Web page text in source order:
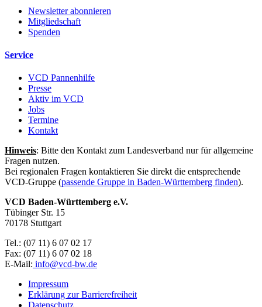
Newsletter abonnieren
Mitgliedschaft
Spenden
Service
VCD Pannenhilfe
Presse
Aktiv im VCD
Jobs
Termine
Kontakt
Hinweis: Bitte den Kontakt zum Landesverband nur für allgemeine
Fragen nutzen.
Bei regionalen Fragen kontaktieren Sie direkt die entsprechende
VCD-Gruppe (passende Gruppe in Baden-Württemberg finden).
VCD Baden-Württemberg e.V.
Tübinger Str. 15
70178 Stuttgart
Tel.: (07 11) 6 07 02 17
Fax: (07 11) 6 07 02 18
E-Mail: info@vcd-bw.de
Impressum
Erklärung zur Barrierefreiheit